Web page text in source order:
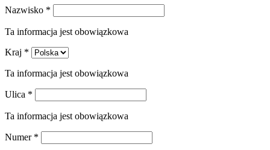
Nazwisko *
Ta informacja jest obowiązkowa
Kraj *
Ta informacja jest obowiązkowa
Ulica *
Ta informacja jest obowiązkowa
Numer *